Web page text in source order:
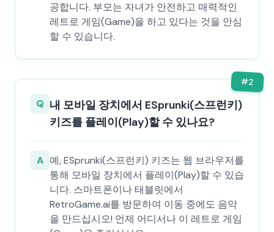
공합니다. 부모는 자녀가 안전하고 매력적인
레트로 게임(Game)을 하고 있다는 것을 안심
할 수 있습니다.
#2
Q 내 모바일 장치에서 ESprunki(스프런키)
키즈를 플레이(Play)할 수 있나요?
A 예, ESprunki(스프런키) 키즈는 웹 브라우저를
통해 모바일 장치에서 플레이(Play)할 수 있습
니다. 스마트폰이나 태블릿에서
RetroGame.ai를 방문하여 이동 중에도 음악
을 만드십시오! 언제 어디서나 이 레트로 게임